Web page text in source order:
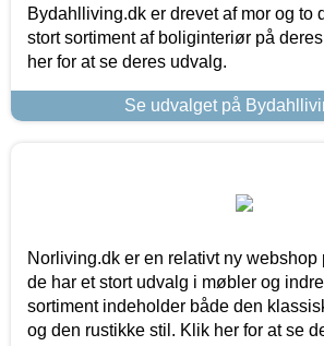
Bydahlliving.dk er drevet af mor og to
stort sortiment af boliginteriør på
her for at se deres udvalg.
Se udvalget på
Norliving.dk er en relativt ny webshop
de har et stort udvalg i møbler og
sortiment indeholder både den
og den rustikke stil. Klik her for at se